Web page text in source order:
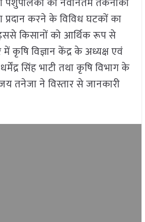
करने के विविध घटकों का
किसानों को आर्थिक रूप से
कृषि विज्ञान केंद्र के अध्यक्ष एवं
धर्मेंद्र सिंह भाटी तथा कृषि विभाग के
तनेजा ने विस्तार से जानकारी